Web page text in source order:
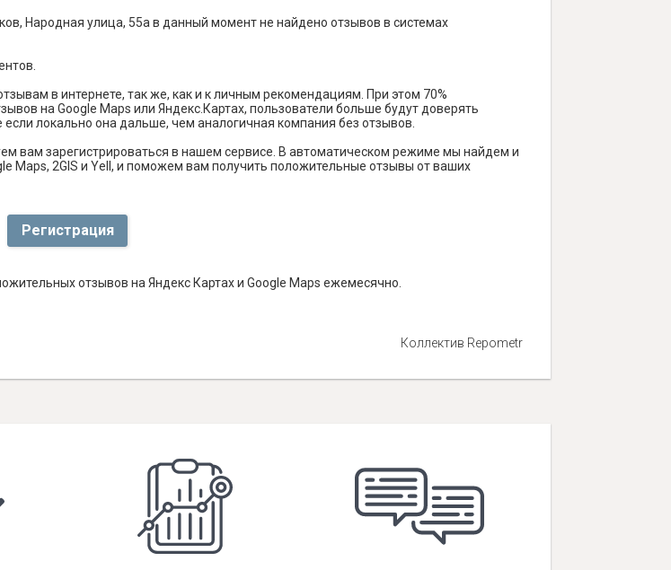
Народная улица, 55а в данный момент не найдено отзывов в системах
в интернете, так же, как и к личным рекомендациям. При этом 70%
на Google Maps или Яндекс.Картах, пользователи больше будут доверять
локально она дальше, чем аналогичная компания без отзывов.
вам зарегистрироваться в нашем сервисе. В автоматическом режиме мы найдем и
Maps, 2GIS и Yell, и поможем вам получить положительные отзывы от ваших
Регистрация
отзывов на Яндекс Картах и Google Maps ежемесячно.
Коллектив Repometr